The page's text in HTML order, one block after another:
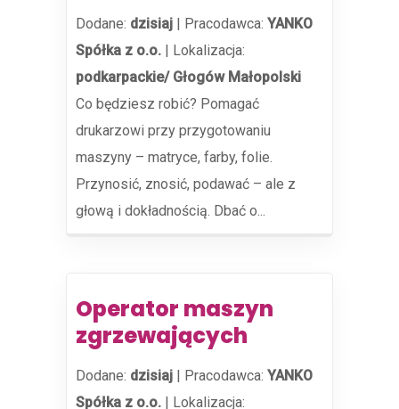
Dodane: dzisiaj | Pracodawca: YANKO
Spółka z o.o. | Lokalizacja:
podkarpackie/ Głogów Małopolski
Co będziesz robić? Pomagać
drukarzowi przy przygotowaniu
maszyny – matryce, farby, folie.
Przynosić, znosić, podawać – ale z
głową i dokładnością. Dbać o...
Operator maszyn
zgrzewających
Dodane: dzisiaj | Pracodawca: YANKO
Spółka z o.o. | Lokalizacja: